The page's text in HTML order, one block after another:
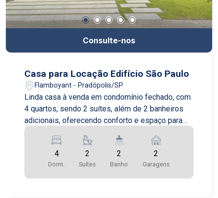
Consulte-nos
Casa para Locação Edifício São Paulo
Flamboyant - Pradópolis/SP
Linda casa à venda em condomínio fechado, com
4 quartos, sendo 2 suítes, além de 2 banheiros
adicionais, oferecendo conforto e espaço para
toda a família. O imóvel conta com duas vagas de
garagem e está localizado em um condomínio
completo, com academia, área de lazer, piscina,
salão de festas e segurança 24h. Ideal para
quem busca qualidade de vida, tranquilidade e
4
Dorm.
2
Suítes
2
Banho
2
Garagens